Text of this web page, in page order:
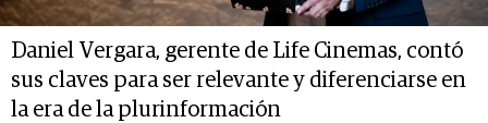
Daniel Vergara, gerente de Life Cinemas, contó
sus claves para ser relevante y diferenciarse en
la era de la plurinformación